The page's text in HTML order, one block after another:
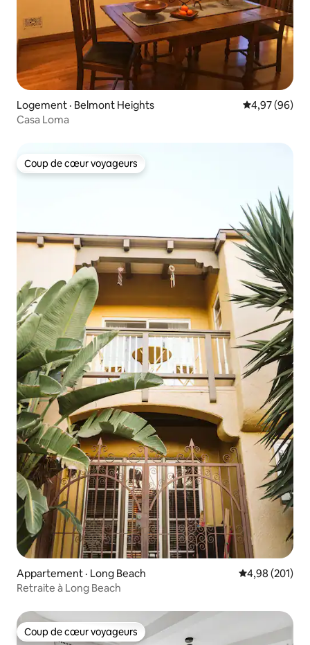
Logement · Belmont Heights Note
4,97 (96)
Casa Loma
Coup de cœur voyageurs
Coup de cœur voyageurs
Appartement · Long Beach Note
4,98 (201)
Retraite à Long Beach
Coup de cœur voyageurs
Coup de cœur voyageurs